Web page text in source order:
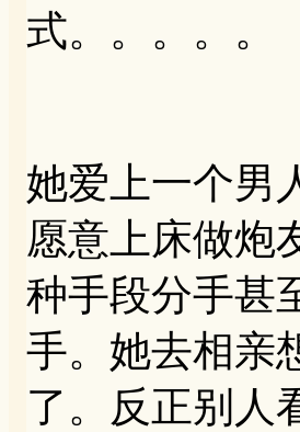
式。。。。。
她爱上一个男
愿意上床做炮
种手段分手甚
手。她去相亲
了。反正别人